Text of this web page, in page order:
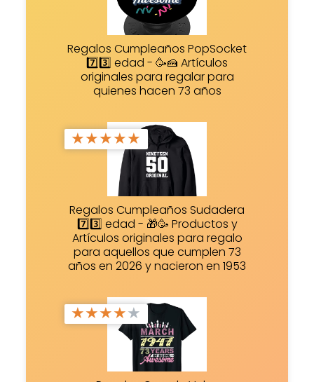
Regalos Cumpleaños PopSocket
7️⃣3️⃣ edad - 🥳🍰 Artículos
originales para regalar para
quienes hacen 73 años
★★★★★
Regalos Cumpleaños Sudadera
7️⃣3️⃣ edad - 🎁🥳 Productos y
Artículos originales para regalo
para aquellos que cumplen 73
años en 2026 y nacieron en 1953
★★★★★